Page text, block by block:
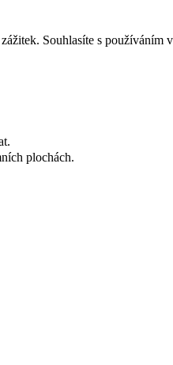
Souhlasíte s používáním
plochách.